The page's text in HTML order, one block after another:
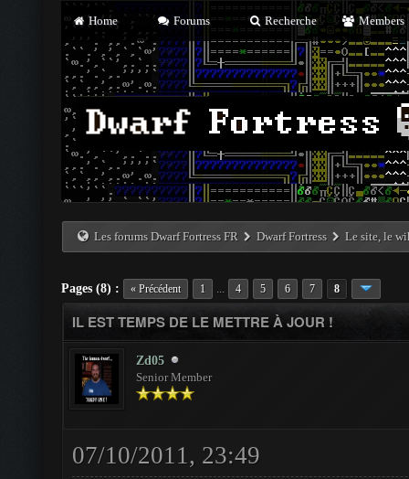
Home Forums Recherche Members
Les forums Dwarf Fortress FR Dwarf Fortress Le site, le
Pages (8) : « Précédent 1 ... 4 5 6 7 8
IL EST TEMPS DE LE METTRE À JOUR !
Zd05
Senior Member
07/10/2011, 23:49